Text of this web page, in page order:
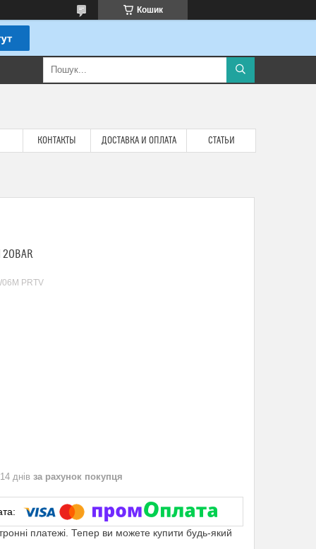
Кошик
КОНТАКТЫ ДОСТАВКА И ОПЛАТА СТАТЬИ
PRTV
днів за рахунок покупця
платежі. Тепер ви можете купити будь-який